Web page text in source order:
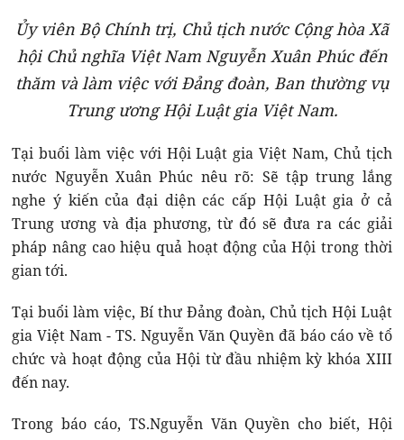
Ủy viên Bộ Chính trị, Chủ tịch nước Cộng hòa Xã
hội Chủ nghĩa Việt Nam Nguyễn Xuân Phúc đến
thăm và làm việc với Đảng đoàn, Ban thường vụ
Trung ương Hội Luật gia Việt Nam.
Tại buổi làm việc với Hội Luật gia Việt Nam, Chủ tịch
nước Nguyễn Xuân Phúc nêu rõ: Sẽ tập trung lắng
nghe ý kiến của đại diện các cấp Hội Luật gia ở cả
Trung ương và địa phương, từ đó sẽ đưa ra các giải
pháp nâng cao hiệu quả hoạt động của Hội trong thời
gian tới.
Tại buổi làm việc, Bí thư Đảng đoàn, Chủ tịch Hội Luật
gia Việt Nam - TS. Nguyễn Văn Quyền đã báo cáo về tổ
chức và hoạt động của Hội từ đầu nhiệm kỳ khóa XIII
đến nay.
Trong báo cáo, TS.Nguyễn Văn Quyền cho biết, Hội